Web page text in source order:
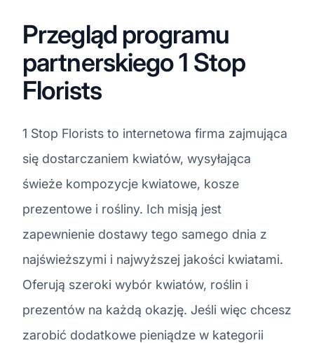
Przegląd programu
partnerskiego 1 Stop
Florists
1 Stop Florists to internetowa firma zajmująca
się dostarczaniem kwiatów, wysyłająca
świeże kompozycje kwiatowe, kosze
prezentowe i rośliny. Ich misją jest
zapewnienie dostawy tego samego dnia z
najświeższymi i najwyższej jakości kwiatami.
Oferują szeroki wybór kwiatów, roślin i
prezentów na każdą okazję. Jeśli więc chcesz
zarobić dodatkowe pieniądze w kategorii